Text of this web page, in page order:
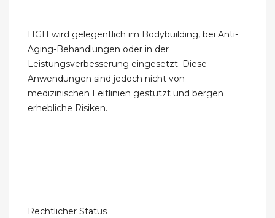
HGH wird gelegentlich im Bodybuilding, bei Anti-
Aging-Behandlungen oder in der
Leistungsverbesserung eingesetzt. Diese
Anwendungen sind jedoch nicht von
medizinischen Leitlinien gestützt und bergen
erhebliche Risiken.
Rechtlicher Status